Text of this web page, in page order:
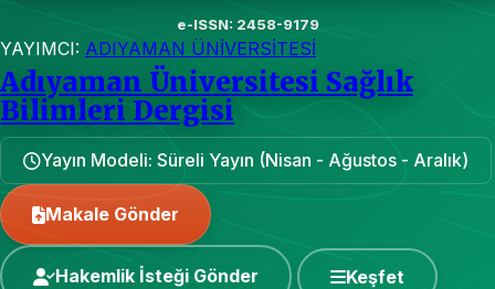
e-ISSN: 2458-9179
YAYIMCI: ADIYAMAN ÜNİVERSİTESİ
Adıyaman Üniversitesi Sağlık
Bilimleri Dergisi
Yayın Modeli: Süreli Yayın (Nisan - Ağustos - Aralık)
Makale Gönder
Hakemlik İsteği Gönder Keşfet